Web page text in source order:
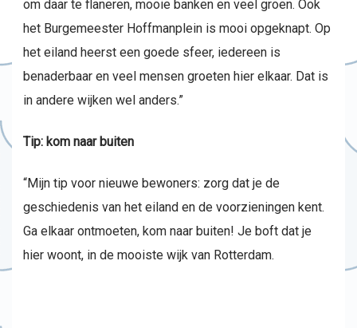
om daar te flaneren, mooie banken en veel groen. Ook
het Burgemeester Hoffmanplein is mooi opgeknapt. Op
het eiland heerst een goede sfeer, iedereen is
benaderbaar en veel mensen groeten hier elkaar. Dat is
in andere wijken wel anders.”
Tip: kom naar buiten
“Mijn tip voor nieuwe bewoners: zorg dat je de
geschiedenis van het eiland en de voorzieningen kent.
Ga elkaar ontmoeten, kom naar buiten! Je boft dat je
hier woont, in de mooiste wijk van Rotterdam.